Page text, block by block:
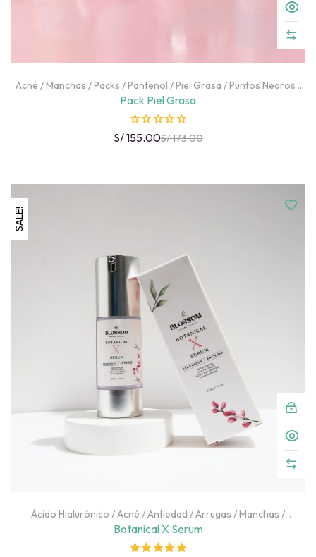
Acné /Manchas /Packs /Pantenol /Piel Grasa /Puntos Negros /
Rostro / SALE
Pack Piel Grasa
R
e
t
5
S/173.00
S/155.00
SALE!
Ácido Hialurónico /Acné /Antiedad /Arrugas /Manchas /
Piel Deshidratada / Piel Grasa
Retinol/Rostro /Textura
Botanical X Serum